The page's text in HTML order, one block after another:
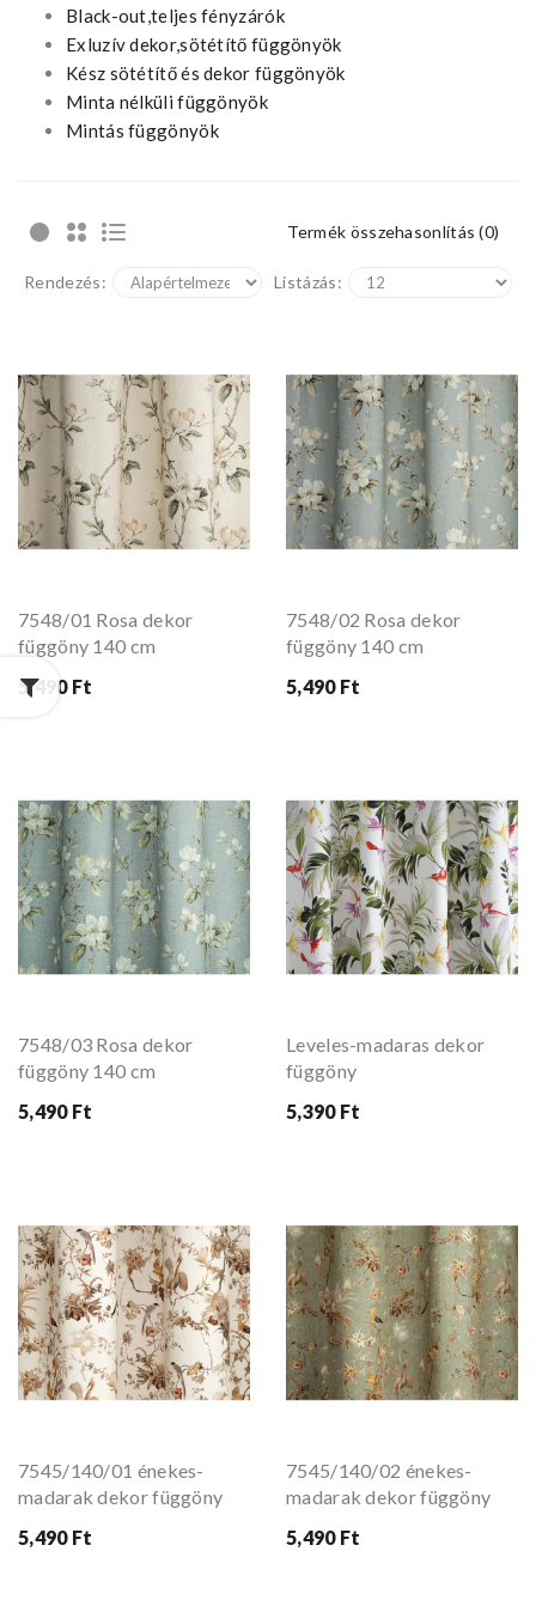
Black-out,teljes fényzárók
Exluzív dekor,sötétítő függönyök
Kész sötétítő és dekor függönyök
Minta nélküli függönyök
Mintás függönyök
Termék összehasonlítás (0)
Rendezés: Listázás:
7548/01 Rosa dekor
függöny 140 cm
5,490 Ft
7548/02 Rosa dekor
függöny 140 cm
5,490 Ft
7548/03 Rosa dekor
függöny 140 cm
5,490 Ft
Leveles-madaras dekor
függöny
5,390 Ft
7545/140/01 énekes-
madarak dekor függöny
5,490 Ft
7545/140/02 énekes-
madarak dekor függöny
5,490 Ft